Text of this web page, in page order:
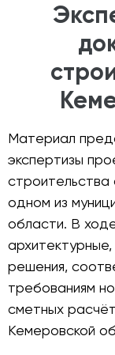
Материал
экспертизы
одном из
области. В
решения,
требованиям
сметных
Кемеровской